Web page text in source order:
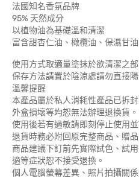
法國知名香氛品牌
95% 天然成分
以植物油為基礎溫和清潔
富含甜杏仁油、橄欖油、保濕甘油
使用方式取適量塗抹於欲清潔之
保存方法請置於陰涼處請勿直接
溫馨提醒
本產品屬於私人消耗性產品已拆
外盒損壞等均恕無法辦理退換貨。
使用後若有過敏請即刻停止使用並
退貨時務必附回原完整商品、贈
商品建議下訂前先實際試色、試
適等症狀恕不接受退換。
個人電腦螢幕差異、照片拍攝關